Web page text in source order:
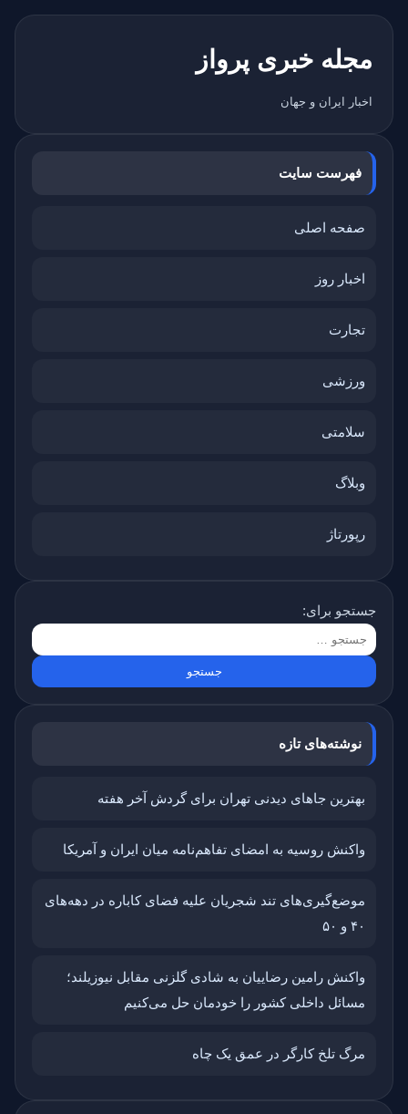
مجله خبری پرواز
اخبار ایران و جهان
فهرست سایت
صفحه اصلی
اخبار روز
تجارت
ورزشی
سلامتی
وبلاگ
رپورتاژ
جستجو برای:
نوشته‌های تازه
بهترین جاهای دیدنی تهران برای گردش آخر هفته
واکنش روسیه به امضای تفاهم‌نامه میان ایران و آمریکا
موضع‌گیری‌های تند شجریان علیه فضای کاباره در دهه‌های
۴۰ و ۵۰
واکنش رامین رضاییان به شادی گلزنی مقابل نیوزیلند؛
مسائل داخلی کشور را خودمان حل می‌کنیم
مرگ تلخ کارگر در عمق یک چاه